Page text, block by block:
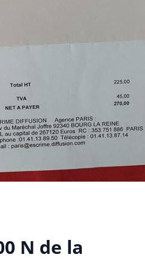
N de la